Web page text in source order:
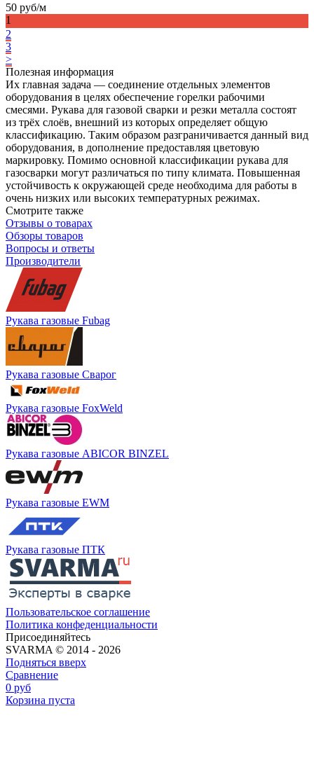
50 руб/м
1
2
3
>
Полезная информация
Их главная задача — соединение отдельных элементов
оборудования в целях обеспечение горелки рабочими
смесями. Рукава для газовой сварки и резки металла состоят
из трёх слоёв, внешний из которых определяет общую
классификацию. Таким образом разграничивается данный вид
оборудования, в дополнение предоставляя цветовую
маркировку. Помимо основной классификации рукава для
газосварки могут различаться по типу климата. Повышенная
устойчивость к окружающей среде необходима для работы в
очень низких или высоких температурных режимах.
Смотрите также
Отзывы о товарах
Обзоры товаров
Вопросы и ответы
Производители
Рукава газовые Fubag
Рукава газовые Сварог
Рукава газовые FoxWeld
Рукава газовые ABICOR BINZEL
Рукава газовые EWM
Рукава газовые ПТК
Пользовательское соглашение
Политика конфеденциальности
Присоединяйтесь
SVARMA © 2014 - 2026
Подняться вверх
Сравнение
0 руб
Корзина пуста